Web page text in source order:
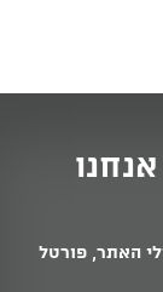
האתר, פורטל